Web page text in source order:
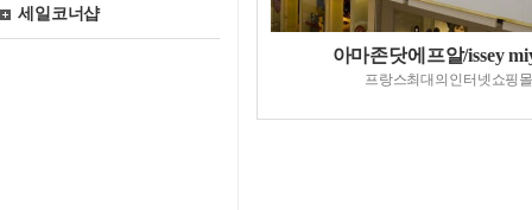
세일코너샵
아마존닷에프알/issey
프랑스최대의인터넷쇼핑